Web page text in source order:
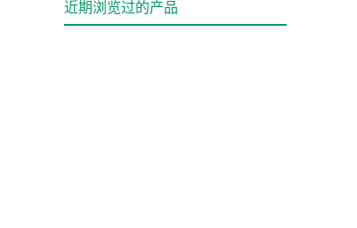
近期浏览过的产品